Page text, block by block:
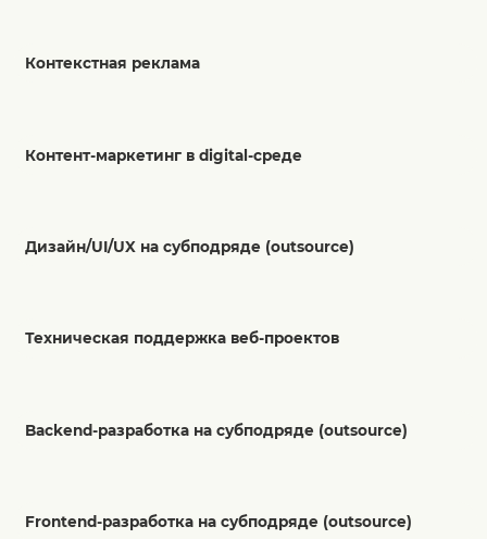
Контекстная реклама
Контент-маркетинг в digital-среде
Дизайн/UI/UX на субподряде (outsource)
Техническая поддержка веб-проектов
Backend-разработка на субподряде (outsource)
Frontend-разработка на субподряде (outsource)